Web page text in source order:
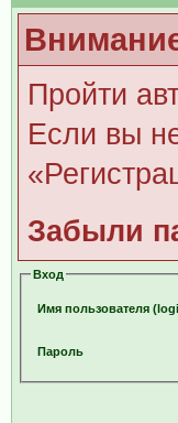
Пройти
Если вы
Забыли
Вход
Имя пользователя
Пароль